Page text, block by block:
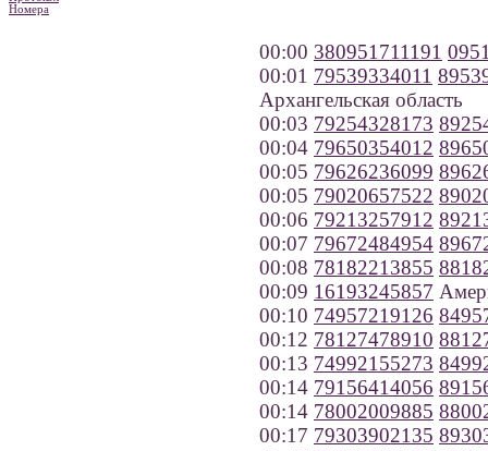
Номера
00:00 380951711191
00:01 79539334011
Архангельская область
00:03 79254328173
00:04 79650354012
00:05 79626236099
00:05 79020657522
00:06 79213257912
00:07 79672484954
00:08 78182213855
00:09 16193245857
00:10 74957219126
00:12 78127478910
00:13 74992155273
00:14 79156414056
00:14 78002009885
00:17 79303902135